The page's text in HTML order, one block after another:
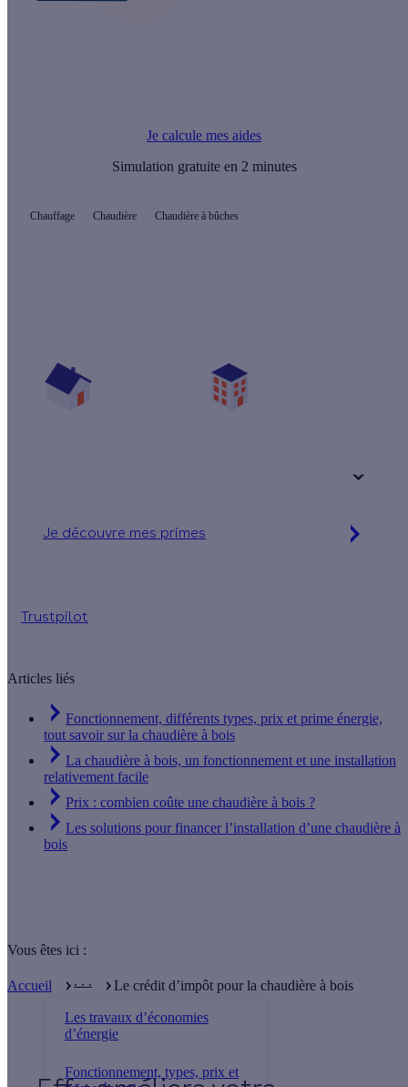
Je calcule mes aides
Simulation gratuite en 2 minutes
Chauffage Chaudière Chaudière à bûches
Je découvre mes primes
Trustpilot
Articles liés
Fonctionnement, différents types, prix et prime énergie,
tout savoir sur la chaudière à bois
La chaudière à bois, un fonctionnement et une installation
relativement facile
Prix : combien coûte une chaudière à bois ?
Les solutions pour financer l’installation d’une chaudière à
bois
Vous êtes ici :
Accueil . . .
Les travaux d’économies
d’énergie
Fonctionnement, types, prix et
Le crédit d’impôt pour la chaudière à bois